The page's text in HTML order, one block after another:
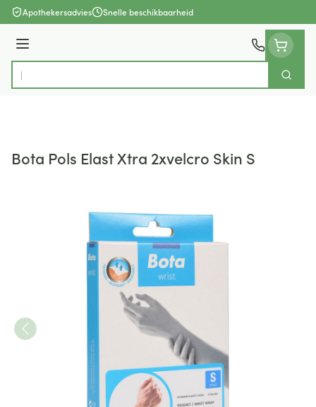
Ga naar de inhoud
Apothekersadvies Snelle beschikbaarheid
Menu
Product, merk, categorie...
Zoek
Bota Pols Elast Xtra 2xvelcro Skin S